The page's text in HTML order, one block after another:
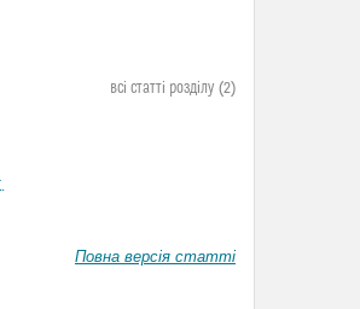
Повна версія статті
всі статті розділу 2